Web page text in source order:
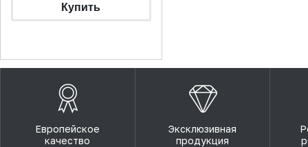
Европейское
качество
Эксклюзивная
продукция